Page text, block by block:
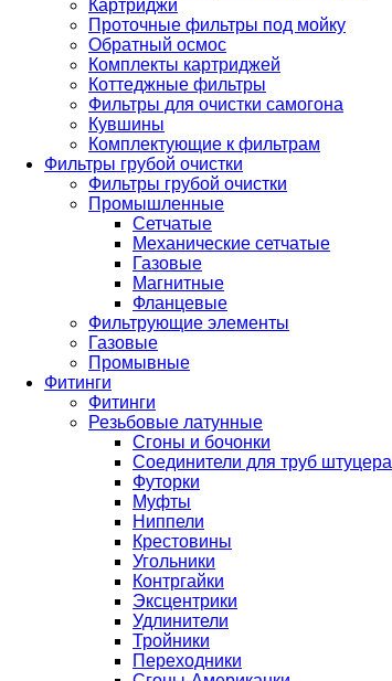
Картриджи
Проточные фильтры под мойку
Обратный осмос
Комплекты картриджей
Коттеджные фильтры
Фильтры для очистки самогона
Кувшины
Комплектующие к фильтрам
Фильтры грубой очистки
Фильтры грубой очистки
Промышленные
Сетчатые
Механические сетчатые
Газовые
Магнитные
Фланцевые
Фильтрующие элементы
Газовые
Промывные
Фитинги
Фитинги
Резьбовые латунные
Сгоны и бочонки
Соединители для труб штуцера
Футорки
Муфты
Ниппели
Крестовины
Угольники
Контргайки
Эксцентрики
Удлинители
Тройники
Переходники